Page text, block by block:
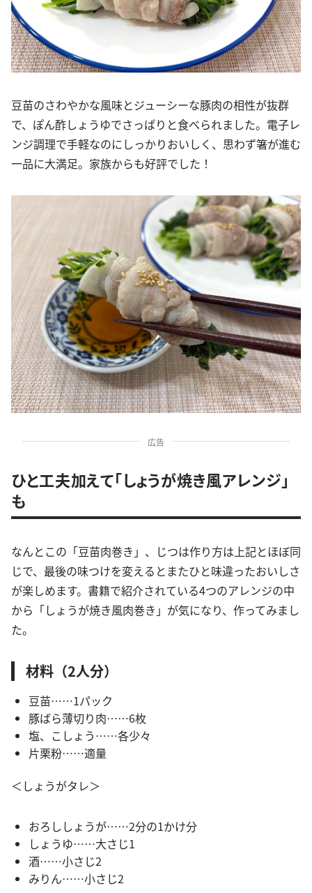
豆苗のさわやかな風味とジューシーな豚肉の相性が抜群
で、ぽん酢しょうゆでさっぱりと食べられました。電子レ
ンジ調理で手軽なのにしっかりおいしく、思わず箸が進む
一品に大満足。家族からも好評でした！
広告
ひと工夫加えて「しょうが焼き風アレンジ」
も
なんとこの「豆苗肉巻き」、じつは作り方は上記とほぼ同
じで、最後の味つけを変えるとまたひと味違ったおいしさ
が楽しめます。書籍で紹介されている4つのアレンジの中
から「しょうが焼き風肉巻き」が気になり、作ってみまし
た。
材料（2人分）
豆苗……1パック
豚ばら薄切り肉……6枚
塩、こしょう……各少々
片栗粉……適量
＜しょうがタレ＞
おろししょうが……2分の1かけ分
しょうゆ……大さじ1
酒……小さじ2
みりん……小さじ2